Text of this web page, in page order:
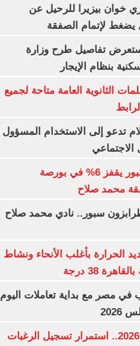
خوان بيزيرا للرحيل عن
يضغط لإتمام الصفقة
تفاصيل طرح وزارة
بنظام الإيجار
الثانوية العامة متاحة لجميع
تدعو إلى الاستخدام المسؤول
سهم طرابزون سبور يقفز 6% في بورصة
محمد صلاح
سبور.. نادي محمد صلاح
الحرارة بأغلب الأنحاء ونشاط
38 درجة
في مصر مع بداية تعاملات اليوم
تنسيق الجامعات 2026.. استمرار تسجيل الرغبات